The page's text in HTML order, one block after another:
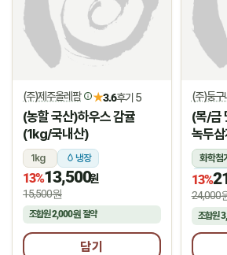
(주)제주올레팜 ★3.6후기 5
(농할 국산)하우스 감귤
(1kg/국내산)
1kg 냉장
13%13,500원
15,500원
조합원2,000원 절약
담기
(주)둥구
(목/금
녹두
화학첨
냉장
13%
24,000
조합원